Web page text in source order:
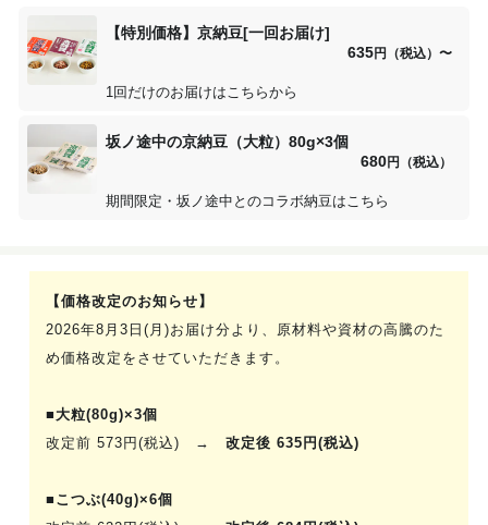
【特別価格】京納豆[一回お届け]
635円（税込）〜
1回だけのお届けはこちらから
坂ノ途中の京納豆（大粒）80g×3個
680円（税込）
期間限定・坂ノ途中とのコラボ納豆はこちら
【価格改定のお知らせ】
2026年8月3日(月)お届け分より、原材料や資材の高騰のた
め価格改定をさせていただきます。
■大粒(80g)×3個
改定前 573円(税込) → 改定後 635円(税込)
■こつぶ(40g)×6個